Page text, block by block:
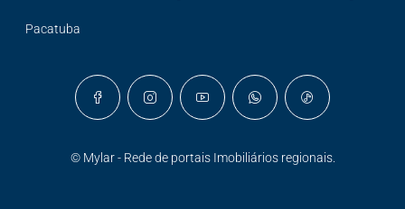
Pacatuba
© Mylar - Rede de portais Imobiliários regionais.